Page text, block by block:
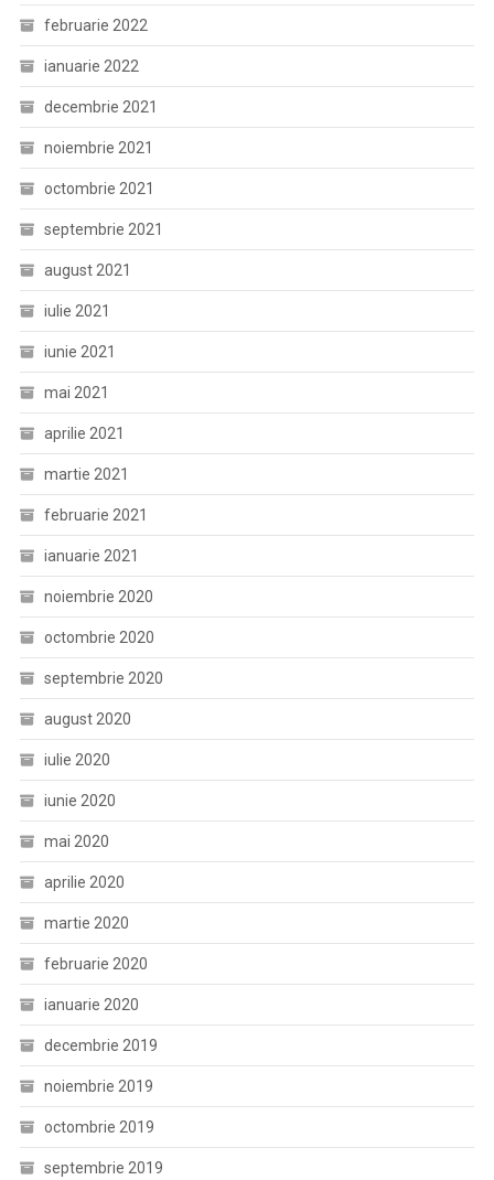
februarie 2022
ianuarie 2022
decembrie 2021
noiembrie 2021
octombrie 2021
septembrie 2021
august 2021
iulie 2021
iunie 2021
mai 2021
aprilie 2021
martie 2021
februarie 2021
ianuarie 2021
noiembrie 2020
octombrie 2020
septembrie 2020
august 2020
iulie 2020
iunie 2020
mai 2020
aprilie 2020
martie 2020
februarie 2020
ianuarie 2020
decembrie 2019
noiembrie 2019
octombrie 2019
septembrie 2019